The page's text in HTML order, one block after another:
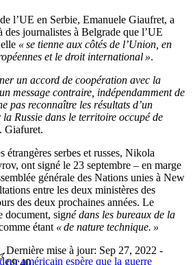
l’UE en Serbie, Emanuele Giaufret, a
des journalistes à Belgrade que l’UE
« se tienne aux côtés de l’Union, en
et le droit international ».
un accord de coopération avec la
message contraire, indépendamment de
pas reconnaître les résultats d’un
Russie dans le territoire occupé de
Giafuret.
étrangères serbes et russes, Nikola
ont signé le 23 septembre – en marge
générale des Nations unies à New
entre les deux ministères des
des deux prochaines années. Le
document, signé dans les bureaux de la
étant « de nature technique. »
américain espère que la guerre
Dernière mise à jour: Sep 27, 2022 -